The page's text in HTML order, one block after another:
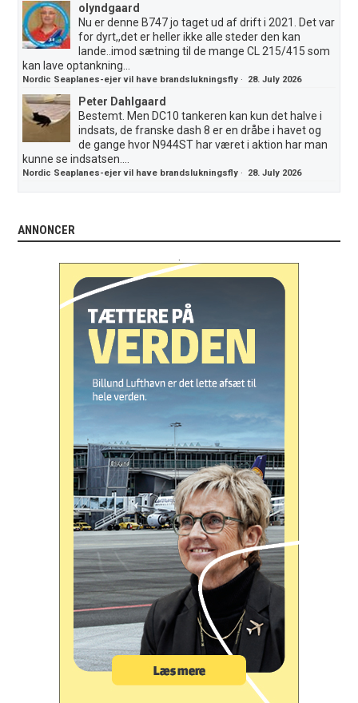
olyndgaard
Nu er denne B747 jo taget ud af drift i 2021. Det var
for dyrt,,det er heller ikke alle steder den kan
lande..imod sætning til de mange CL 215/415 som
kan lave optankning...
Nordic Seaplanes-ejer vil have brandslukningsfly · 28. July 2026
Peter Dahlgaard
Bestemt. Men DC10 tankeren kan kun det halve i
indsats, de franske dash 8 er en dråbe i havet og
de gange hvor N944ST har været i aktion har man
kunne se indsatsen....
Nordic Seaplanes-ejer vil have brandslukningsfly · 28. July 2026
ANNONCER